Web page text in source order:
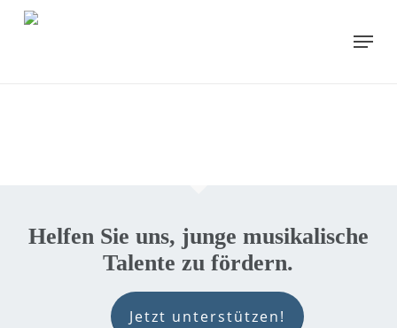
Skip
Menu
Helfen Sie uns, junge musikalische
Talente zu fördern.
Jetzt unterstützen!